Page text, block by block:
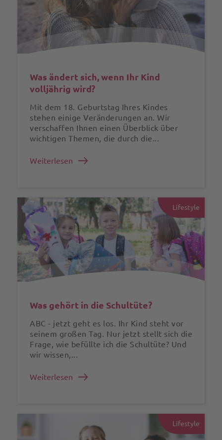
Was ändert sich, wenn Ihr Kind
volljährig wird?
Mit dem 18. Geburtstag Ihres Kindes
stehen einige Veränderungen an. Wir
verschaffen Ihnen einen Überblick über
wichtigen Themen, die durch die...
Weiterlesen
Lifestyle
Was gehört in die Schultüte?
ABC - jetzt geht es los. Ihr Kind steht vor
seinem großen Tag. Nur jetzt stellt sich die
Frage, wie befüllte ich die Schultüte? Und
wir wissen,...
Weiterlesen
Lifestyle